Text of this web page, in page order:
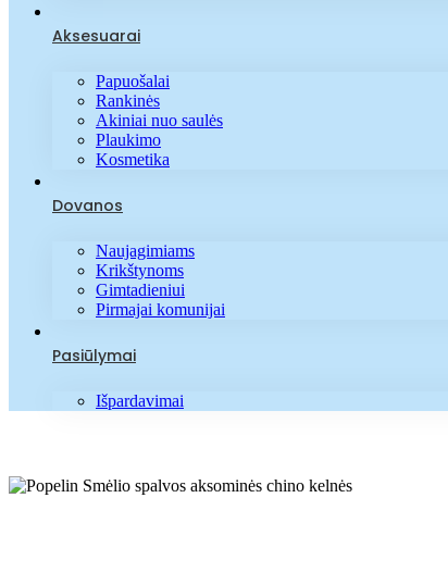
Aksesuarai
Papuošalai
Rankinės
Akiniai nuo saulės
Plaukimo
Kosmetika
Dovanos
Naujagimiams
Krikštynoms
Gimtadieniui
Pirmajai komunijai
Pasiūlymai
Išpardavimai